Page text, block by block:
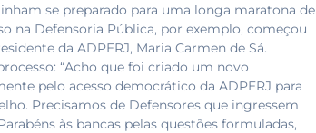
se preparado para uma longa maratona de
na Defensoria Pública, por exemplo, começou
da ADPERJ, Maria Carmen de Sá.
“Acho que foi criado um novo
pelo acesso democrático da ADPERJ para
Precisamos de Defensores que ingressem
às bancas pelas questões formuladas,